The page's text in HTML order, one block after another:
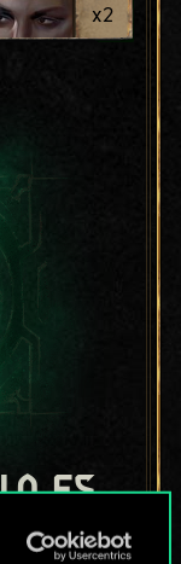
x2
es
de